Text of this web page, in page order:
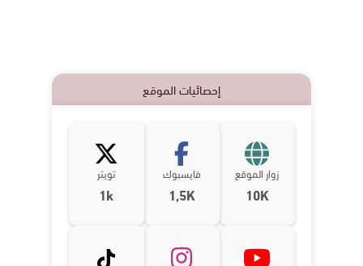
إحصائيات الموقع
زوار الموقع
10K
فايسبوك
1,5K
تويتر
1k